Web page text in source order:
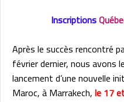
Inscriptions
Après le succès rencontré
février dernier, nous avons
lancement d’une nouvelle
Maroc, à Marrakech,le 17